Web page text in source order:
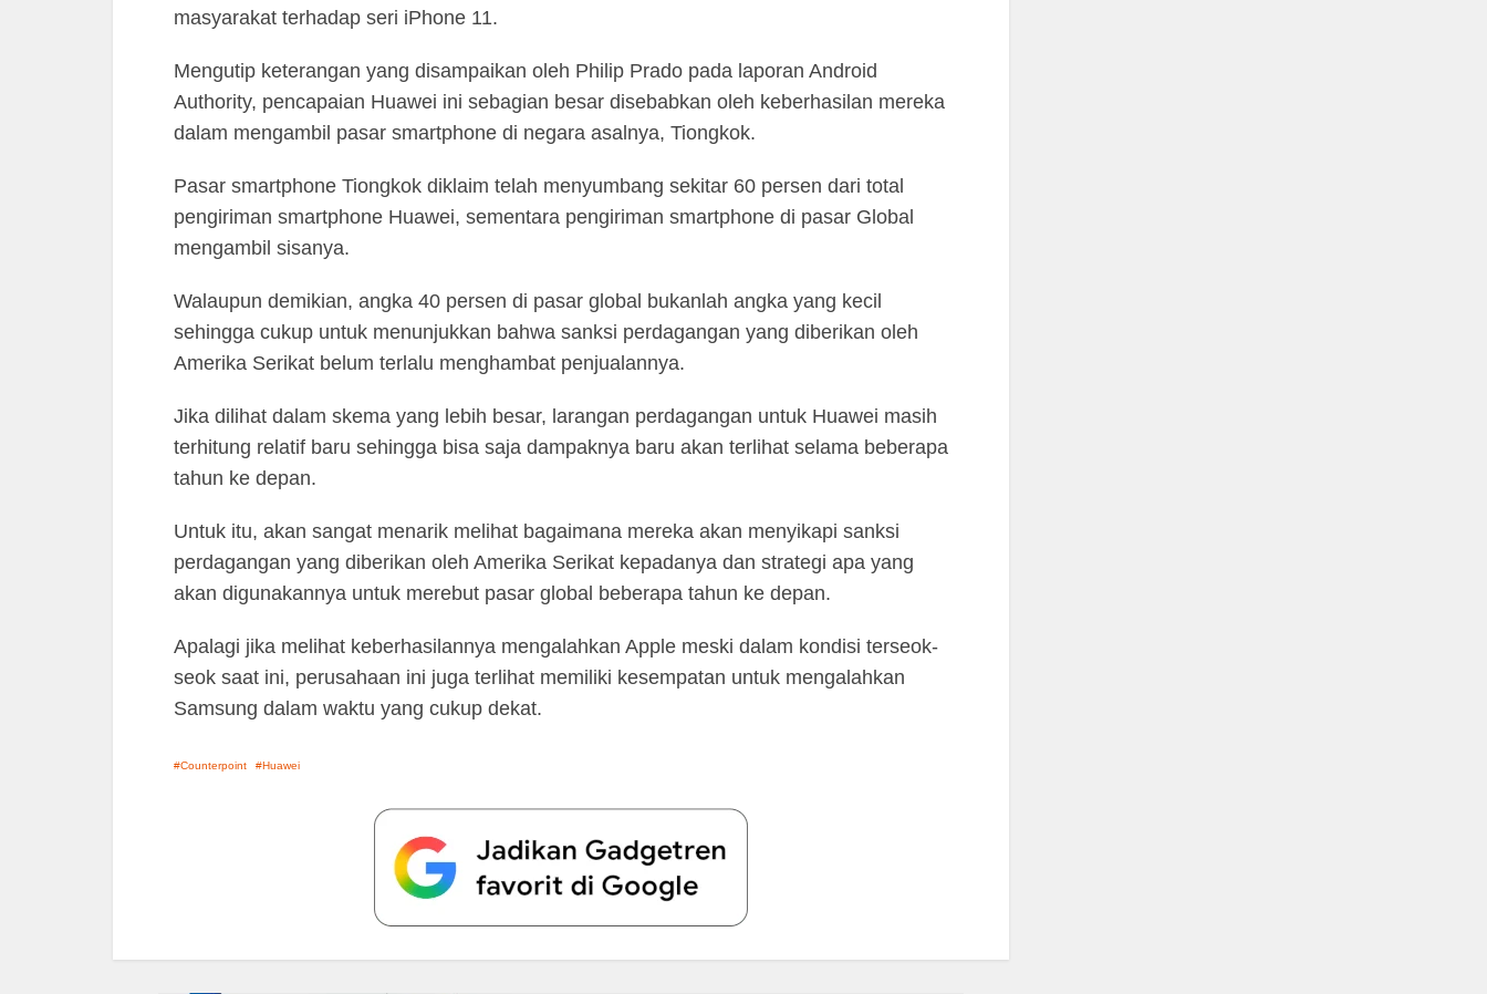
masyarakat terhadap seri iPhone 11.
Mengutip keterangan yang disampaikan oleh Philip Prado pada laporan Android
Authority, pencapaian Huawei ini sebagian besar disebabkan oleh keberhasilan mereka
dalam mengambil pasar smartphone di negara asalnya, Tiongkok.
Pasar smartphone Tiongkok diklaim telah menyumbang sekitar 60 persen dari total
pengiriman smartphone Huawei, sementara pengiriman smartphone di pasar Global
mengambil sisanya.
Walaupun demikian, angka 40 persen di pasar global bukanlah angka yang kecil
sehingga cukup untuk menunjukkan bahwa sanksi perdagangan yang diberikan oleh
Amerika Serikat belum terlalu menghambat penjualannya.
Jika dilihat dalam skema yang lebih besar, larangan perdagangan untuk Huawei masih
terhitung relatif baru sehingga bisa saja dampaknya baru akan terlihat selama beberapa
tahun ke depan.
Untuk itu, akan sangat menarik melihat bagaimana mereka akan menyikapi sanksi
perdagangan yang diberikan oleh Amerika Serikat kepadanya dan strategi apa yang
akan digunakannya untuk merebut pasar global beberapa tahun ke depan.
Apalagi jika melihat keberhasilannya mengalahkan Apple meski dalam kondisi terseok-
seok saat ini, perusahaan ini juga terlihat memiliki kesempatan untuk mengalahkan
Samsung dalam waktu yang cukup dekat.
Counterpoint Huawei